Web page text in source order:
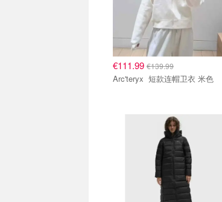
€111.99 €139.99
Arc'teryx 短款连帽卫衣 米色